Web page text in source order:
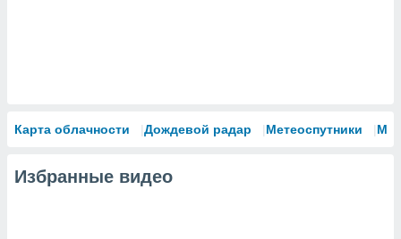
Карта облачности Дождевой радар Метеоспутники
Избранные видео